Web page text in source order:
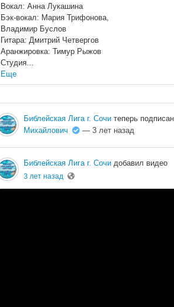
Вокал: Анна Лукашина
Бэк-вокал: Мария Трифонова,
Владимир Буслов
Гитара: Дмитрий Четвергов
Аранжировка: Тимур Рыжов
Студия...
Еще
Библейская Лига г. Сочи теперь
Михайлович
— 3 лет назад
Библейская Лига г. Сочи добавил видео
3 лет назад